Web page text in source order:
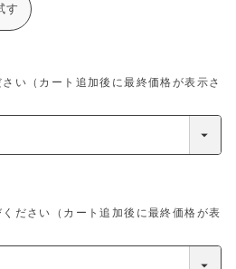
す
い（カート追加後に最終価格が表示さ
ださい（カート追加後に最終価格が表